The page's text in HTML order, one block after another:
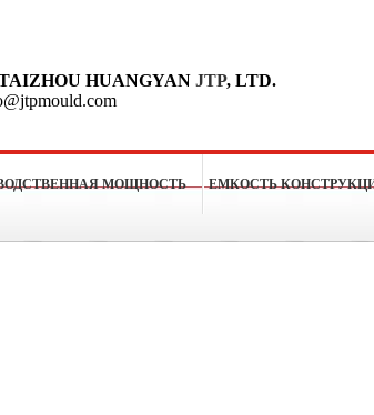
HUANGYAN JTP, LTD.
МОЩНОСТЬ ЕМКОСТЬ